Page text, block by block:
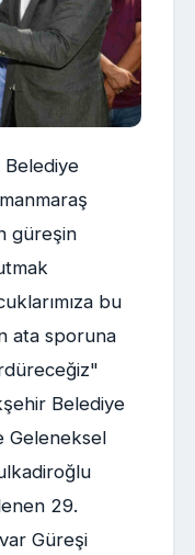
Belediye
güreşin
bu
ata sporuna
Belediye
Geleneksel
29.
Güreşi